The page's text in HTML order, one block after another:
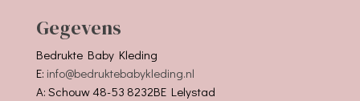
Gegevens
Bedrukte Baby Kleding
E: info@bedruktebabykleding.nl
A: Schouw 48-53 8232BE Lelystad